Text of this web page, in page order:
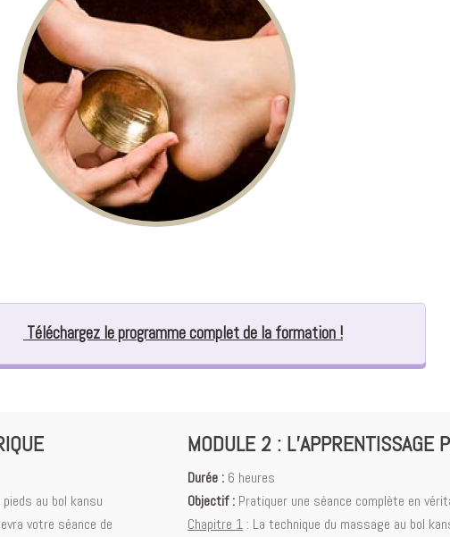
Téléchargez le programme complet de la formation !
au bol kansu
votre séance de
MODULE 2 : L’APPRENTISSAGE
Durée : 6 heures
Objectif : Pratiquer une séance complète en
Chapitre 1 : La technique du massage au bol